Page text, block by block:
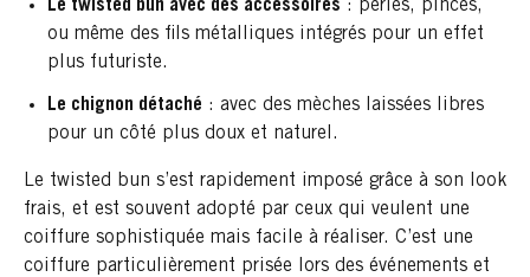
Le twisted bun avec des accessoires : perles, pinces,
ou même des fils métalliques intégrés pour un effet
plus futuriste.
Le chignon détaché : avec des mèches laissées libres
pour un côté plus doux et naturel.
Le twisted bun s’est rapidement imposé grâce à son look
frais, et est souvent adopté par ceux qui veulent une
coiffure sophistiquée mais facile à réaliser. C’est une
coiffure particulièrement prisée lors des événements et